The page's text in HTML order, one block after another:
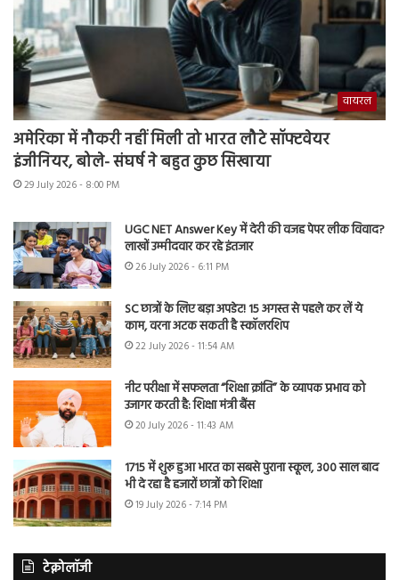
वायरल
अमेरिका में नौकरी नहीं मिली तो भारत लौटे सॉफ्टवेयर
इंजीनियर, बोले- संघर्ष ने बहुत कुछ सिखाया
29 July 2026 - 8:00 PM
UGC NET Answer Key में देरी की वजह पेपर लीक विवाद?
लाखों उम्मीदवार कर रहे इंतजार
26 July 2026 - 6:11 PM
SC छात्रों के लिए बड़ा अपडेट! 15 अगस्त से पहले कर लें ये
काम, वरना अटक सकती है स्कॉलरशिप
22 July 2026 - 11:54 AM
नीट परीक्षा में सफलता “शिक्षा क्रांति” के व्यापक प्रभाव को
उजागर करती है: शिक्षा मंत्री बैंस
20 July 2026 - 11:43 AM
1715 में शुरू हुआ भारत का सबसे पुराना स्कूल, 300 साल बाद
भी दे रहा है हजारों छात्रों को शिक्षा
19 July 2026 - 7:14 PM
टेक्नोलॉजी